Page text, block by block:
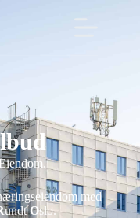
med
undtOslo.